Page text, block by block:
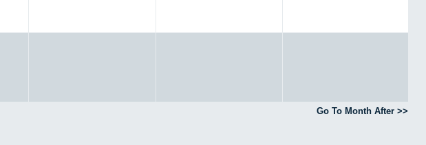
Go To Month After >>